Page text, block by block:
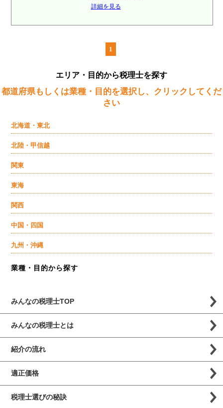
詳細を見る
1
エリア・目的から税理士を探す
都道府県もしくは業種・目的を選択し、クリックしてくだ
さい
北海道・東北
北陸・甲信越
関東
東海
関西
中国・四国
九州・沖縄
業種・目的から探す
みんなの税理士TOP
みんなの税理士とは
紹介の流れ
適正価格
税理士選びの秘訣